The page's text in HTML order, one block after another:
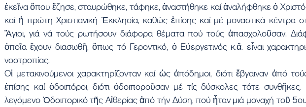
ἐκεῖνα ὅπου ἔζησε, σταυρώθηκε, τάφηκε, ἀναστήθηκε καί ἀναλήφθηκε ὁ
καί ἡ πρώτη Χριστιανική Ἐκκλησία, καθώς ἐπίσης καί μέ μοναστικά κέντρα
Ἅγιοι, γιά νά τούς ρωτήσουν διάφορα θέματα πού τούς ἀπασχολοῦσαν.
ὁποῖα ἔχουν διασωθῆ, ὅπως τό Γεροντικό, ὁ Εὐεργετινός κ.ἄ. εἶναι
νοοτροπίας.
Οἱ μετακινούμενοι χαρακτηρίζονταν καί ὡς ἀπόδημοι, διότι ἔβγαιναν ἀπό
ἐπίσης καί ὁδοιπόροι, διότι ὁδοιποροῦσαν μέ τίς δύσκολες τότε
λεγόμενο Ὁδοιπορικό τῆς Αἰθερίας ἀπό τήν Δύση, πού ἦταν μιά μοναχή τοῦ